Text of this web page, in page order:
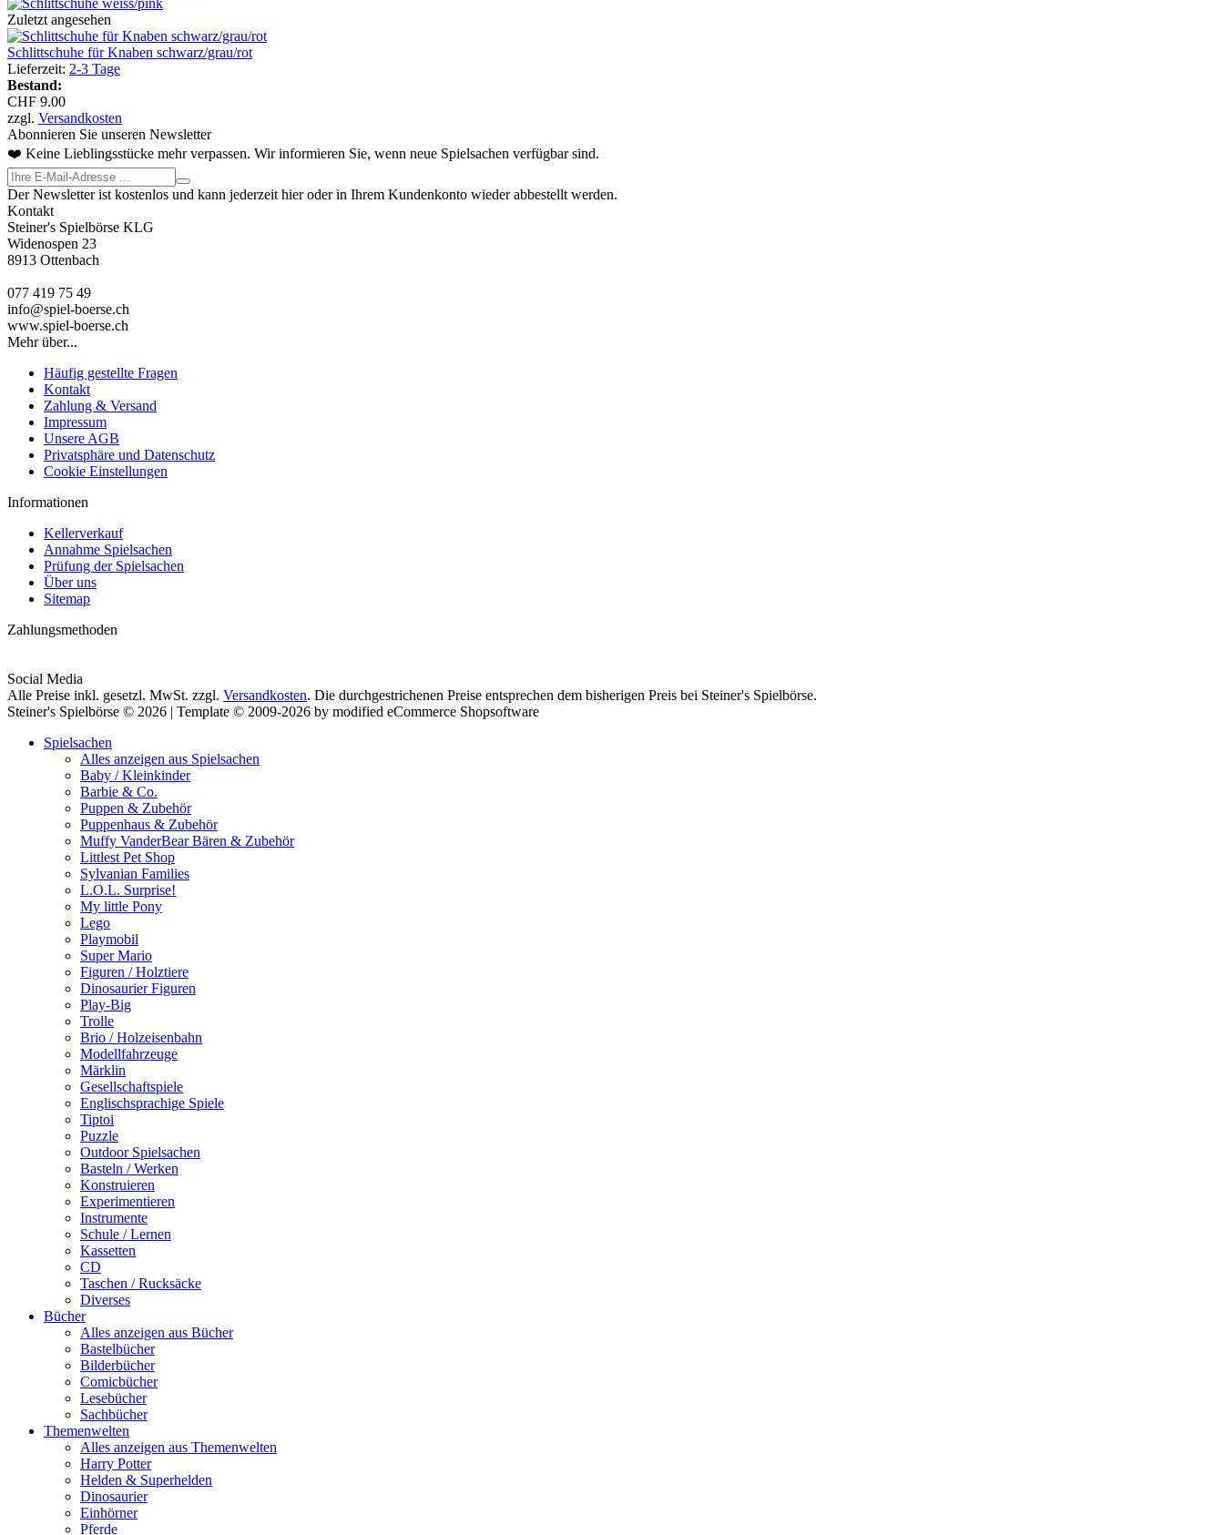
Zuletzt angesehen
Schlittschuhe für Knaben schwarz/grau/rot
Lieferzeit: 2-3 Tage
Bestand:
CHF 9.00
zzgl. Versandkosten
Abonnieren Sie unseren Newsletter
❤️ Keine Lieblingsstücke mehr verpassen. Wir informieren Sie, wenn neue Spielsachen verfügbar sind.
Der Newsletter ist kostenlos und kann jederzeit hier oder in Ihrem Kundenkonto wieder abbestellt werden.
Kontakt
Steiner's Spielbörse KLG
Widenospen 23
8913 Ottenbach
077 419 75 49
info@spiel-boerse.ch
www.spiel-boerse.ch
Mehr über...
Häufig gestellte Fragen
Kontakt
Zahlung & Versand
Impressum
Unsere AGB
Privatsphäre und Datenschutz
Cookie Einstellungen
Informationen
Kellerverkauf
Annahme Spielsachen
Prüfung der Spielsachen
Über uns
Sitemap
Zahlungsmethoden
Social Media
Alle Preise inkl. gesetzl. MwSt. zzgl. Versandkosten. Die durchgestrichenen Preise entsprechen dem bisherigen Preis bei Steiner's Spielbörse.
Steiner's Spielbörse © 2026 | Template © 2009-2026 by modified eCommerce Shopsoftware
Spielsachen
Alles anzeigen aus Spielsachen
Baby / Kleinkinder
Barbie & Co.
Puppen & Zubehör
Puppenhaus & Zubehör
Muffy VanderBear Bären & Zubehör
Littlest Pet Shop
Sylvanian Families
L.O.L. Surprise!
My little Pony
Lego
Playmobil
Super Mario
Figuren / Holztiere
Dinosaurier Figuren
Play-Big
Trolle
Brio / Holzeisenbahn
Modellfahrzeuge
Märklin
Gesellschaftspiele
Englischsprachige Spiele
Tiptoi
Puzzle
Outdoor Spielsachen
Basteln / Werken
Konstruieren
Experimentieren
Instrumente
Schule / Lernen
Kassetten
CD
Taschen / Rucksäcke
Diverses
Bücher
Alles anzeigen aus Bücher
Bastelbücher
Bilderbücher
Comicbücher
Lesebücher
Sachbücher
Themenwelten
Alles anzeigen aus Themenwelten
Harry Potter
Helden & Superhelden
Dinosaurier
Einhörner
Pferde